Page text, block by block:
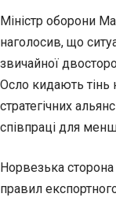
Міністр оборони
наголосив, що
звичайної
Осло кидають тінь
стратегічних
співпраці для
Норвезька
правил